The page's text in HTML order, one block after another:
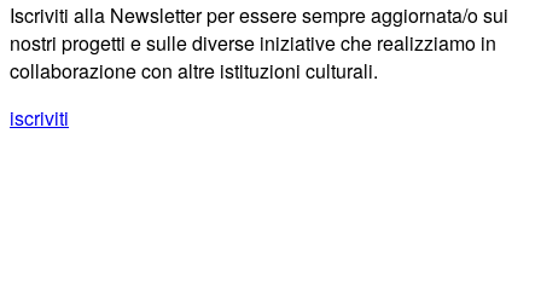
Iscriviti alla Newsletter per essere sempre aggiornata/o sui
nostri progetti e sulle diverse iniziative che realizziamo in
collaborazione con altre istituzioni culturali.
iscriviti